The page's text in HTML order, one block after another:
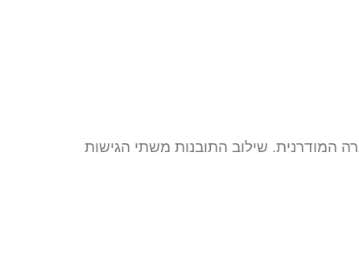
המודרנית. שילוב התובנות משתי הגישות